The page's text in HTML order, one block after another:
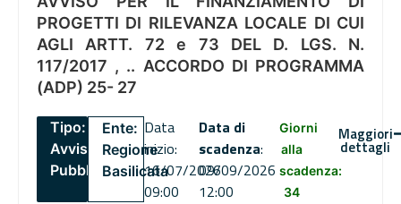
PROGETTI DI RILEVANZA LOCALE DI CUI
AGLI ARTT. 72 e 73 DEL D. LGS. N.
117/2017 , .. ACCORDO DI PROGRAMMA
(ADP) 25- 27
Tipo:
Avviso
Pubblico
Ente:
Regione
Basilicata
Data
inizio:
16/07/2026
09:00
Data di
scadenza:
09/09/2026
12:00
Giorni
alla
scadenza:
34
Maggiori
dettagli